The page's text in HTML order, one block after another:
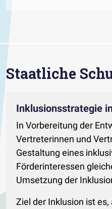
Staatliche
Inklusionsstrategie
In Vorbereitung der
Vertreterinnen und
Gestaltung eines
Förderinteressen
Umsetzung der
Ziel der Inklusion ist